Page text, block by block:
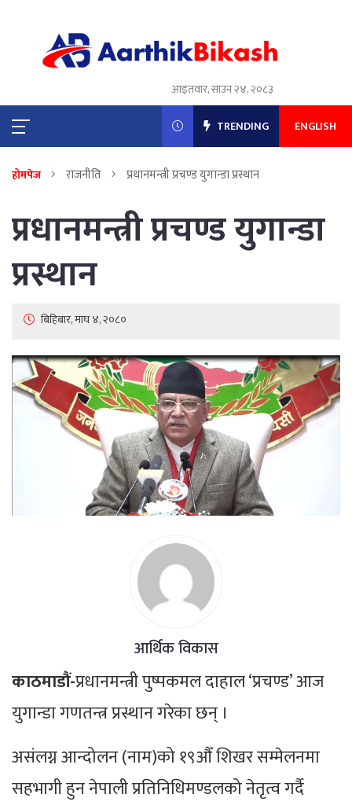
आइतवार, साउन २४, २०८३
TRENDING ENGLISH
होमपेज राजनीति प्रधानमन्त्री प्रचण्ड युगान्डा प्रस्थान
प्रधानमन्त्री प्रचण्ड युगान्डा
प्रस्थान
बिहिबार, माघ ४, २०८०
आर्थिक विकास
काठमाडौं-प्रधानमन्त्री पुष्पकमल दाहाल ‘प्रचण्ड’ आज
युगान्डा गणतन्त्र प्रस्थान गरेका छन् ।
असंलग्न आन्दोलन (नाम)को १९औँ शिखर सम्मेलनमा
सहभागी हुन नेपाली प्रतिनिधिमण्डलको नेतृत्व गर्दै